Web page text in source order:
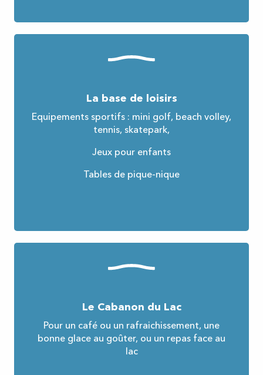
La base de loisirs
Equipements sportifs : mini golf, beach volley,
tennis, skatepark,
Jeux pour enfants
Tables de pique-nique
Le Cabanon du Lac
Pour un café ou un rafraichissement, une
bonne glace au goûter, ou un repas face au
lac